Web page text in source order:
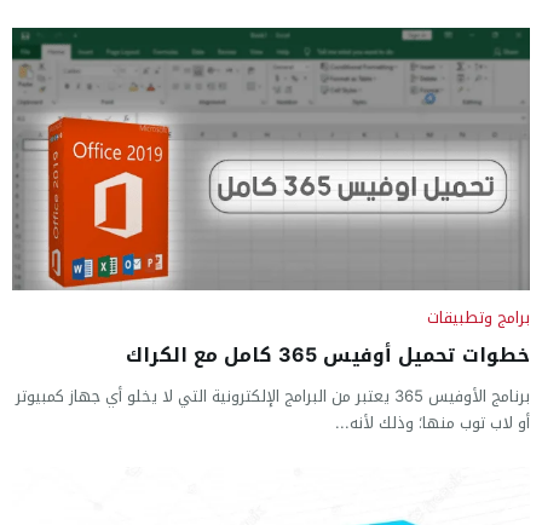
برامج وتطبيقات
خطوات تحميل أوفيس 365 كامل مع الكراك
برنامج الأوفيس 365 يعتبر من البرامج الإلكترونية التي لا يخلو أي جهاز كمبيوتر
أو لاب توب منها؛ وذلك لأنه...